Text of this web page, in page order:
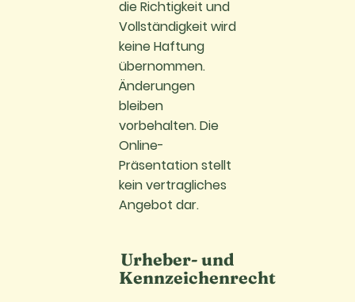
die Richtigkeit und
Vollständigkeit wird
keine Haftung
übernommen.
Änderungen
bleiben
vorbehalten. Die
Online-
Präsentation stellt
kein vertragliches
Angebot dar.
Urheber- und
Kennzeichenrecht